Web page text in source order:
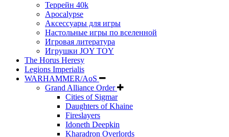
Террейн 40k
Apocalypse
Аксессуары для игры
Настольные игры по вселенной
Игровая литература
Игрушки JOY TOY
The Horus Heresy
Legions Imperialis
WARHAMMER/AoS
Grand Alliance Order
Cities of Sigmar
Daughters of Khaine
Fireslayers
Idoneth Deepkin
Kharadron Overlords